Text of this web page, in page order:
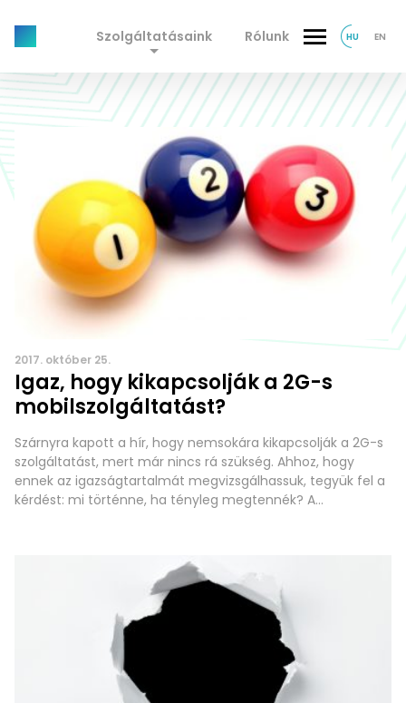
Szolgáltatásaink Rólunk HU EN
2017. október 25.
Igaz, hogy kikapcsolják a 2G-s
mobilszolgáltatást?
Szárnyra kapott a hír, hogy nemsokára kikapcsolják a 2G-s
szolgáltatást, mert már nincs rá szükség. Ahhoz, hogy
ennek az igazságtartalmát megvizsgálhassuk, tegyük fel a
kérdést: mi történne, ha tényleg megtennék? A
hangot &#8211; miközben 3G-n és 4G-n internetezünk.